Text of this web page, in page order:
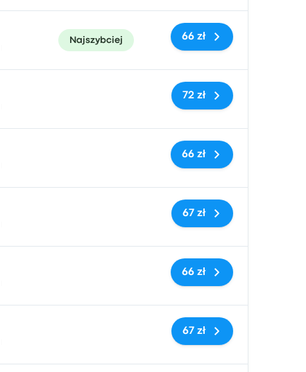
Najszybciej 66 zł
Brak tagów
72 zł
Brak tagów
66 zł
Brak tagów
67 zł
Brak tagów
66 zł
Brak tagów
67 zł